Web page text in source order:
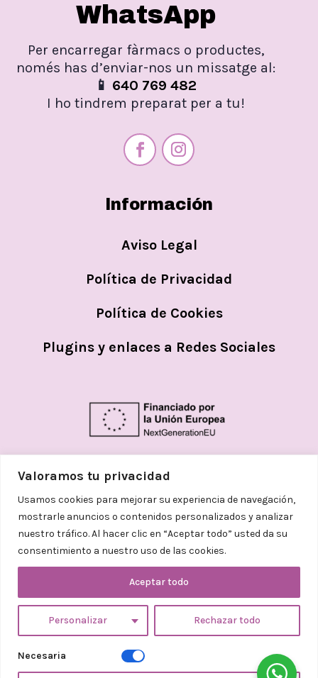
Valoramos tu privacidad
Usamos cookies para mejorar su experiencia de navegación,
mostrarle anuncios o contenidos personalizados y analizar
nuestro tráfico. Al hacer clic en “Aceptar todo” usted da su
consentimiento a nuestro uso de las cookies.
Personalizar Rechazar todo
Aceptar todo
Necesaria
WhatsApp
Per encarregar fàrmacs o productes,
només has d’enviar-nos un missatge al:
📱 640 769 482
I ho tindrem preparat per a tu!
Información
Aviso Legal
Política de Privacidad
Política de Cookies
Plugins y enlaces a Redes Sociales
© 2026Helena Aceves Argemi | Todos los
Adelanta Publicidad